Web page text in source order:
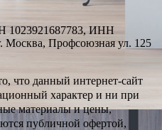
1023921687783, ИНН
Москва, Профсоюзная ул. 125
что данный интернет-сайт
характер и ни при
материалы и цены,
публичной офертой,